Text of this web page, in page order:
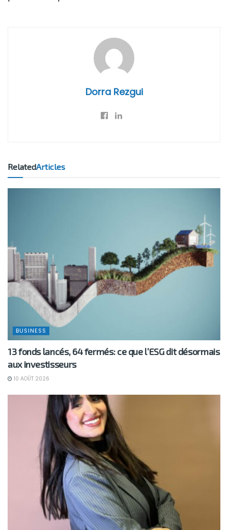
Dorra Rezgui
RelatedArticles
BUSINESS
13 fonds lancés, 64 fermés: ce que l’ESG dit désormais
aux investisseurs
10 AOÛT 2026